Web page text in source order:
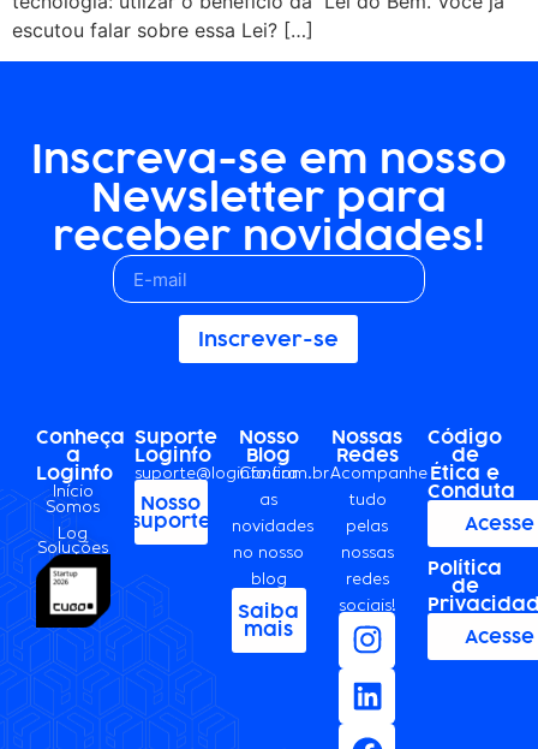
escutou falar sobre essa Lei? […]
Inscreva-se em nosso
Newsletter para
receber novidades!
Inscrever-se
Conheça
a
Loginfo
Início
Somos
Log
Soluções
Suporte
Loginfo
suporte@loginfo.com.br
Nosso
suporte
Nosso
Blog
Confira
as
novidades
no nosso
blog
Saiba
mais
Nossas
Redes
Acompanhe
tudo
pelas
nossas
redes
sociais!
Código
de
Ética e
Conduta
Política
de